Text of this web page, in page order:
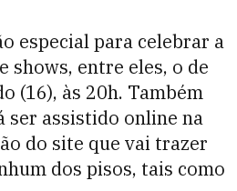
especial para celebrar a
shows, entre eles, o de
(16), às 20h. Também
ser assistido online na
do site que vai trazer
dos pisos, tais como